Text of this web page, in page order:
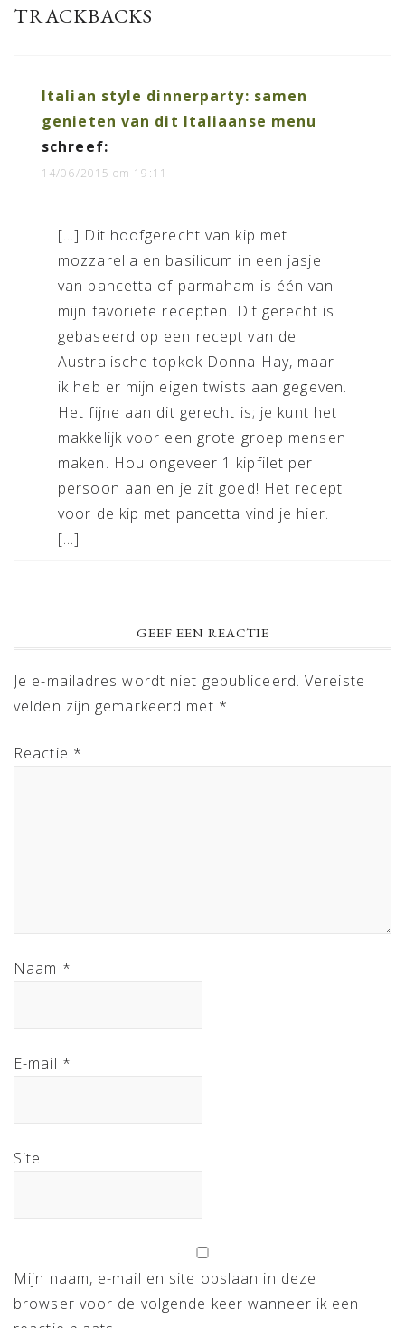
READER
TRACKBACKS
Italian style dinnerparty: samen
genieten van dit Italiaanse menu
schreef:
14/06/2015 om 19:11
[…] Dit hoofgerecht van kip met
mozzarella en basilicum in een jasje
van pancetta of parmaham is één van
mijn favoriete recepten. Dit gerecht is
gebaseerd op een recept van de
Australische topkok Donna Hay, maar
ik heb er mijn eigen twists aan gegeven.
Het fijne aan dit gerecht is; je kunt het
makkelijk voor een grote groep mensen
maken. Hou ongeveer 1 kipfilet per
persoon aan en je zit goed! Het recept
voor de kip met pancetta vind je hier.
[…]
GEEF EEN REACTIE
Je e-mailadres wordt niet gepubliceerd. Vereiste
velden zijn gemarkeerd met *
Reactie *
Naam *
E-mail *
Site
Mijn naam, e-mail en site opslaan in deze
browser voor de volgende keer wanneer ik een